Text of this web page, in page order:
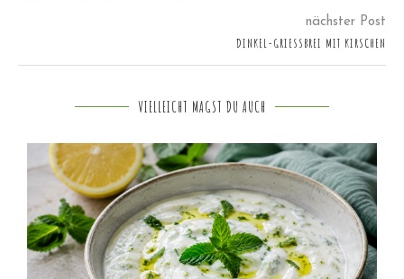
nächster Post
DINKEL-GRIESSBREI MIT KIRSCHEN
VIELLEICHT MAGST DU AUCH